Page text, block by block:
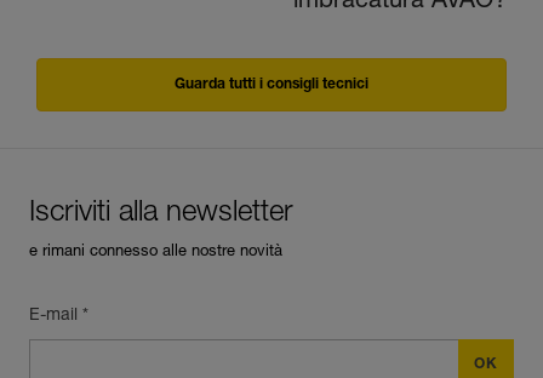
Guarda tutti i consigli tecnici
Iscriviti alla newsletter
e rimani connesso alle nostre novità
E-mail *